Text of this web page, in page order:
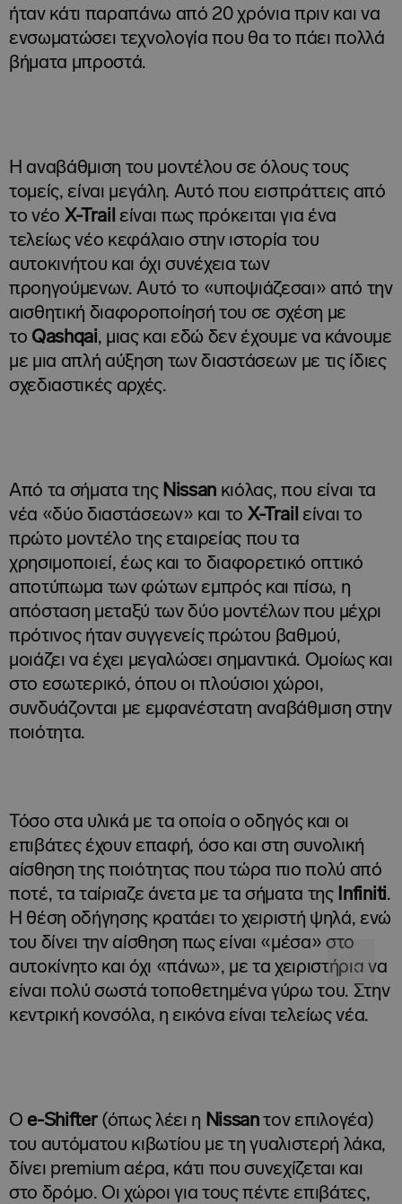
ήταν κάτι παραπάνω από 20 χρόνια πριν και να
ενσωματώσει τεχνολογία που θα το πάει πολλά
βήματα μπροστά.
Η αναβάθμιση του μοντέλου σε όλους τους
τομείς, είναι μεγάλη. Αυτό που εισπράττεις από
το νέο X-Trail είναι πως πρόκειται για ένα
τελείως νέο κεφάλαιο στην ιστορία του
αυτοκινήτου και όχι συνέχεια των
προηγούμενων. Αυτό το «υποψιάζεσαι» από την
αισθητική διαφοροποίησή του σε σχέση με
το Qashqai, μιας και εδώ δεν έχουμε να κάνουμε
με μια απλή αύξηση των διαστάσεων με τις ίδιες
σχεδιαστικές αρχές.
Από τα σήματα της Nissan κιόλας, που είναι τα
νέα «δύο διαστάσεων» και το X-Trail είναι το
πρώτο μοντέλο της εταιρείας που τα
χρησιμοποιεί, έως και το διαφορετικό οπτικό
αποτύπωμα των φώτων εμπρός και πίσω, η
απόσταση μεταξύ των δύο μοντέλων που μέχρι
πρότινος ήταν συγγενείς πρώτου βαθμού,
μοιάζει να έχει μεγαλώσει σημαντικά. Ομοίως και
στο εσωτερικό, όπου οι πλούσιοι χώροι,
συνδυάζονται με εμφανέστατη αναβάθμιση στην
ποιότητα.
Τόσο στα υλικά με τα οποία ο οδηγός και οι
επιβάτες έχουν επαφή, όσο και στη συνολική
αίσθηση της ποιότητας που τώρα πιο πολύ από
ποτέ, τα ταίριαζε άνετα με τα σήματα της Infiniti.
Η θέση οδήγησης κρατάει το χειριστή ψηλά, ενώ
του δίνει την αίσθηση πως είναι «μέσα» στο
αυτοκίνητο και όχι «πάνω», με τα χειριστήρια να
είναι πολύ σωστά τοποθετημένα γύρω του. Στην
κεντρική κονσόλα, η εικόνα είναι τελείως νέα.
Ο e-Shifter(όπως λέει η Nissanτον επιλογέα)
του αυτόματου κιβωτίου με τη γυαλιστερή λάκα,
δίνει premium αέρα, κάτι που συνεχίζεται και
στο δρόμο. Οι χώροι για τους πέντε επιβάτες,